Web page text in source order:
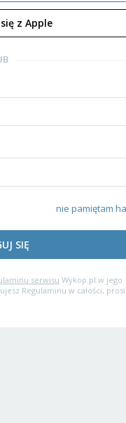
z Apple
nie pamiętam
SIĘ
serwisu Wykop.pl w jego
Regulaminu w całości,